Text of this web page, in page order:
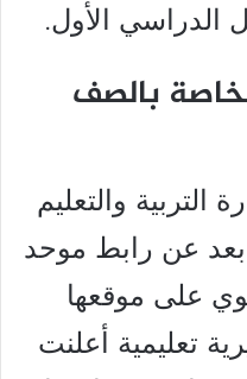
الدراسي الأول.
بالصف
والتعليم
بعد عن رابط موحد
على موقعها
تعليمية أعلنت